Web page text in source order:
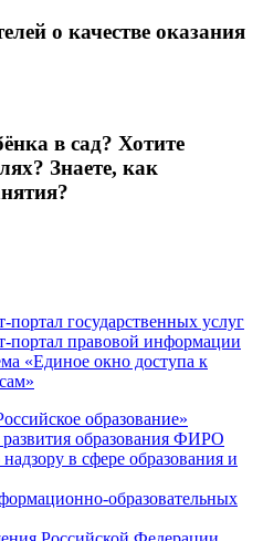
о качестве оказания
в сад? Хотите
Знаете, как
государственных услуг
портал правовой информации
«Единое окно доступа к
образование»
образования ФИРО
в сфере образования и
образовательных